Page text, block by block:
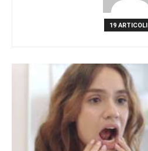
19 ARTICOLI